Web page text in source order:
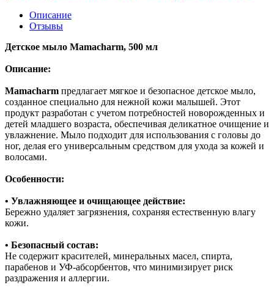
Описание
Отзывы
Детское мыло Mamacharm, 500 мл
Описание:
Mamacharm предлагает мягкое и безопасное детское мыло,
созданное специально для нежной кожи малышей. Этот
продукт разработан с учетом потребностей новорожденных и
детей младшего возраста, обеспечивая деликатное очищение и
увлажнение. Мыло подходит для использования с головы до
ног, делая его универсальным средством для ухода за кожей и
волосами.
Особенности:
• Увлажняющее и очищающее действие:
Бережно удаляет загрязнения, сохраняя естественную влагу
кожи.
• Безопасный состав:
Не содержит красителей, минеральных масел, спирта,
парабенов и УФ-абсорбентов, что минимизирует риск
раздражения и аллергии.